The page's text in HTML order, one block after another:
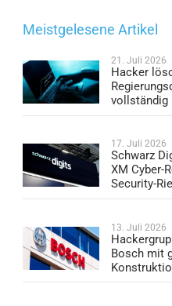
Meistgelesene Artikel
21. Juli 2026
Hacker
vollständig
17. Juli 2026
Schwarz
XM Cyber-
Security-
13. Juli 2026
Bosch mit